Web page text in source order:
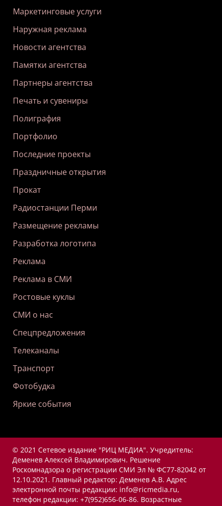
Маркетинговые услуги
Наружная реклама
Новости агентства
Памятки агентства
Партнеры агентства
Печать и сувениры
Полиграфия
Портфолио
Последние проекты
Праздничные открытия
Прокат
Радиостанции Перми
Размещение рекламы
Разработка логотипа
Реклама
Реклама в СМИ
Ростовые куклы
СМИ о нас
Спецпредложения
Телеканалы
Транспорт
Фотобудка
Яркие события
© 2021 Сетевое издание "РИЦ МЕДИА". Учредитель:
Деменев Алексей Владимирович. Решение
Роскомнадзора о регистрации СМИ Эл № ФС77-82042 от
12.10.2021. Главный редактор: Деменев А.В. Адрес
электронной почты редакции: info@ricmedia.ru,
телефон редакции: +7(952)656-06-86. Возрастные